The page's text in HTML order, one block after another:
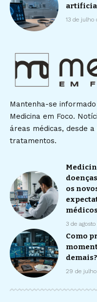
13 de julho
Mantenha-se
Medicina em Foco.
áreas médicas, desde
tratamentos.
os
3 de
Como
demais?
29 de